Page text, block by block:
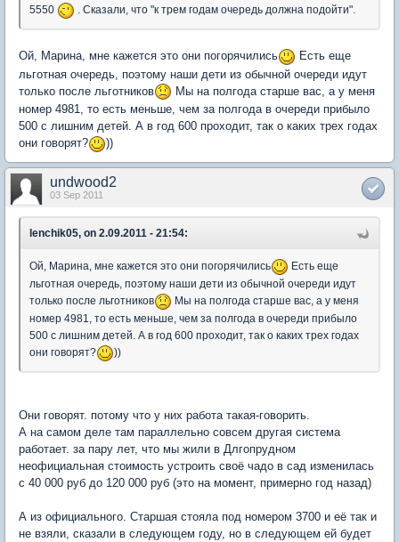
5550
. Сказали, что "к трем годам очередь должна подойти".
Ой, Марина, мне кажется это они погорячились
Есть еще
льготная очередь, поэтому наши дети из обычной очереди идут
только после льготников
Мы на полгода старше вас, а у меня
номер 4981, то есть меньше, чем за полгода в очереди прибыло
500 с лишним детей. А в год 600 проходит, так о каких трех годах
они говорят?
))
undwood2
03 Sep 2011
lenchik05, on 2.09.2011 - 21:54:
Ой, Марина, мне кажется это они погорячились
Есть еще
льготная очередь, поэтому наши дети из обычной очереди идут
только после льготников
Мы на полгода старше вас, а у меня
номер 4981, то есть меньше, чем за полгода в очереди прибыло
500 с лишним детей. А в год 600 проходит, так о каких трех годах
они говорят?
))
Они говорят. потому что у них работа такая-говорить.
А на самом деле там параллельно совсем другая система
работает. за пару лет, что мы жили в Длгопрудном
неофициальная стоимость устроить своё чадо в сад изменилась
с 40 000 руб до 120 000 руб (это на момент, примерно год назад)
А из официального. Старшая стояла под номером 3700 и её так и
не взяли, сказали в следующем году, но в следующем ей будет